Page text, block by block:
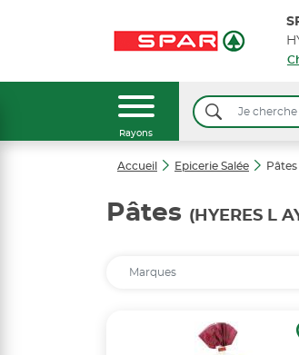
Rayons
Accueil Epicerie Salée Pâtes
Pâtes (HYERES L